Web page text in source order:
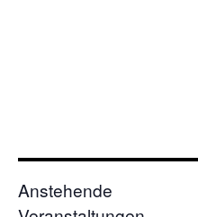
Anstehende